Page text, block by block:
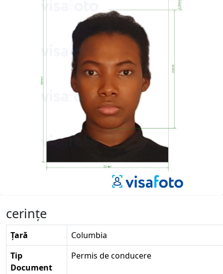
cerinţe
Țară
Columbia
Tip
Document
Permis de conducere